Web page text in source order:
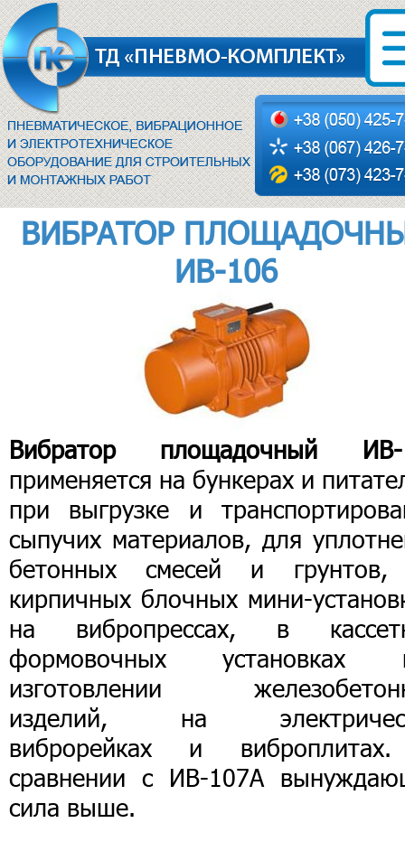
ВИБРАТОР
ИВ-106
Вибратор площадочный ИВ-
применяется на бункерах и
при выгрузке и
сыпучих материалов, для
бетонных смесей и
кирпичных блочных мини-
на вибропрессах, в
формовочных установках
изготовлении
изделий, на
виброрейках и
сравнении с ИВ-107А
сила выше.